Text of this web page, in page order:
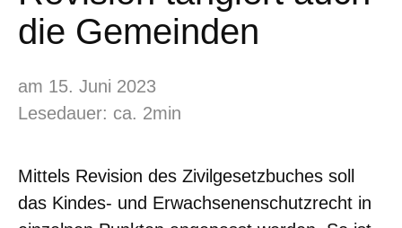
die Gemeinden
am 15. Juni 2023
Lesedauer: ca. 2min
Mittels Revision des Zivilgesetzbuches soll
das Kindes- und Erwachsenenschutzrecht in